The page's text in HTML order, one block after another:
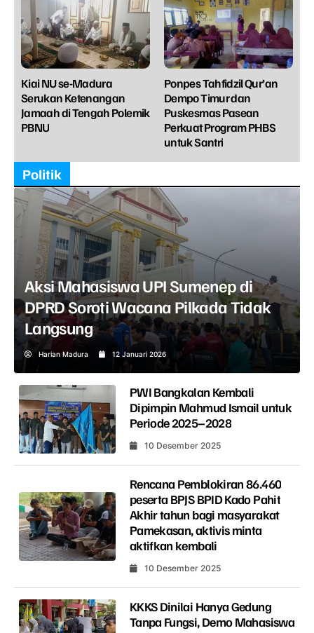
Kiai NU se-Madura
Serukan Ketenangan
Jamaah di Tengah Polemik
PBNU
Ponpes Tahfidzil Qur’an
Dempo Timur dan
Puskesmas Pasean
Perkuat Program PHBS
untuk Santri
Politik
Aksi Mahasiswa UPI Sumenep di
DPRD Soroti Wacana Pilkada Tidak
Langsung
Harian Madura 12 Januari 2026
PWI Bangkalan Kembali
Dipimpin Mahmud Ismail untuk
Periode 2025–2028
10 Desember 2025
Rencana Pemblokiran 86.460
peserta BPJS BPID Kado Pahit
Akhir tahun bagi masyarakat
Pamekasan, aktivis minta
aktifkan kembali
10 Desember 2025
KKKS Dinilai Hanya Gedung
Tanpa Fungsi, Demo Mahasiswa